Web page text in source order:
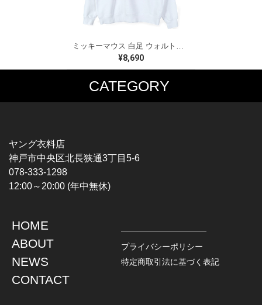
ミッキーマウス 白足 ウォルトディズニーオフィシャル スウェット ホワイト WALT DISNEY WORLD ウォルトディズニーオフィシャル サイズXL相当 古着 CF0995
¥8,690
CATEGORY
MUSIC TEE
HARDCORE / PUNK
PROGLESSIVE ROCK
POPS
SOUL / R&B
T-SHIRTS
CHAMPION
TOPS
L / S SHIRT
S / S SHIRT
HAWAIIAN SHIRT
JACKET
DENIM
LEATHER
ヤング衣料店
神戸市中央区北長狭通3丁目5-6
078-333-1298
12:00～20:00 (年中無休)
HOME
ABOUT
NEWS
CONTACT
プライバシーポリシー
特定商取引法に基づく表記